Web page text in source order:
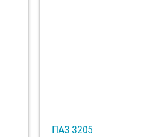
ПАЗ 3205